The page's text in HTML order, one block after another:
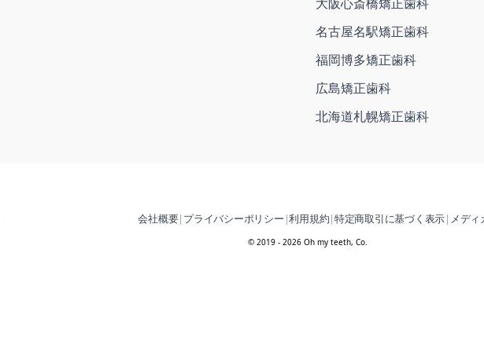
名古屋名駅矯正歯科
福岡博多矯正歯科
広島矯正歯科
北海道札幌矯正歯科
会社概要| プライバシーポリシー |利用規約|特定商取引に基づく表示| メディ
© 2019 - 2026 Oh my teeth, Co.